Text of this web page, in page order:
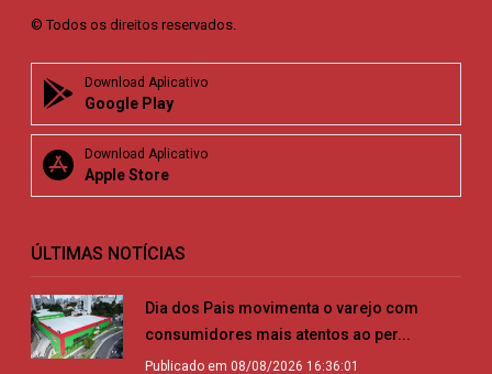
© Todos os direitos reservados.
Download Aplicativo
Google Play
Download Aplicativo
Apple Store
ÚLTIMAS NOTÍCIAS
Dia dos Pais movimenta o varejo com
consumidores mais atentos ao per...
Publicado em 08/08/2026 16:36:01